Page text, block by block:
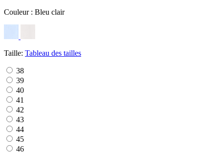
Couleur : Bleu clair
Taille: Tableau des tailles
38
39
40
41
42
43
44
45
46